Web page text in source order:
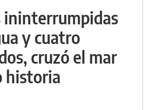
ininterrumpidas
y cuatro
cruzó el mar
historia